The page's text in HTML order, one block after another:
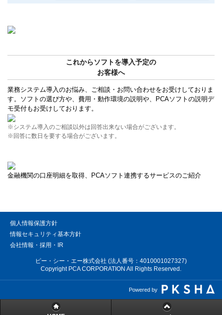
これからソフトを導入予定の
お客様へ
業務システム導入のお悩み、ご相談・お問い合わせをお受けしておりま
す。ソフトの選び方や、費用・動作環境の説明や、PCAソフトの説明デ
モ受付もお受けしております。
※システム導入のご相談以外は回答出来ない場合がございます。
※回答に数日を要する場合がございます。
金融機関の口座明細を取得、PCAソフト連携するサービスのご紹介
個人情報保護方針
情報セキュリティ基本方針
会社情報・採用・IR
ピー・シー・エー株式会社 (法人番号：4010001027327)
Copyright PCA CORPORATION All Rights Reserved.
Powered by